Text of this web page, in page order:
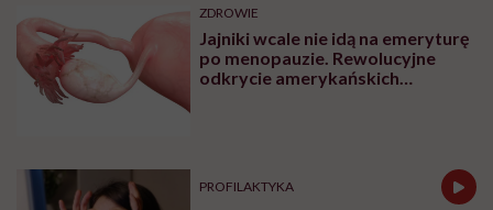
ZDROWIE
Jajniki wcale nie idą na emeryturę
po menopauzie. Rewolucyjne
odkrycie amerykańskich
PROFILAKTYKA